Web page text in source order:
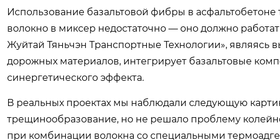
Использование базальтовой фибры в
волокно в миксер недостаточно — оно должно
Жуйтай Тяньчэн Транспортные Технологии»,
дорожных материалов, интегрирует базальтовые
синергетического эффекта.
В реальных проектах мы наблюдали следующую
трещинообразование, но не решало проблему
при комбинации волокна со специальными